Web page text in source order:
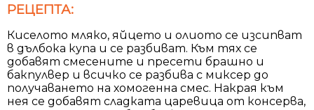
РЕЦЕПТА:
Киселото мляко, яйцето и олиото се изсипват
в дълбока купа и се разбиват. Към тях се
добавят смесените и пресети брашно и
бакпулвер и всичко се разбива с миксер до
получаването на хомогенна смес. Накрая към
нея се добавят сладката царевица от консерва,